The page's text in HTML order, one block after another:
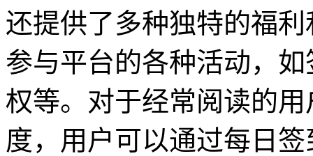
还提供了多种独特的福
参与平台的各种活动，
权等。对于经常阅读的
度，用户可以通过每日